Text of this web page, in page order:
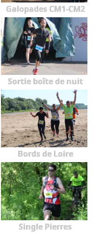
Galopades CM1-CM2
Sortie boîte de nuit
Bords de Loire
Single Pierres